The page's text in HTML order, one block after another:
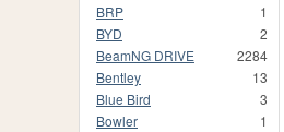
BRP
1
BYD
2
BeamNG DRIVE
2284
Bentley
13
Blue Bird
3
Bowler
1